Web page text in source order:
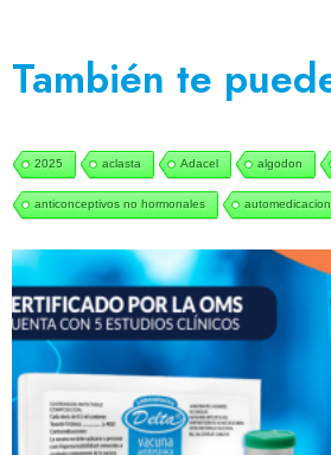
También te
2025 aclasta Adacel algodon
anticonceptivos no hormonales automedicacion